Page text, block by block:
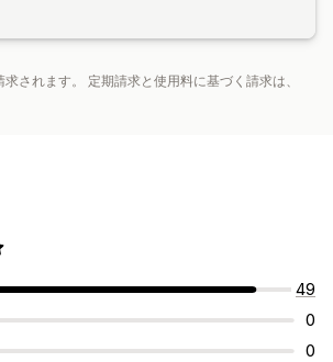
されます。 定期請求と使用料に基づく請求は、
49
0
0